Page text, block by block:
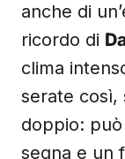
anche di
ricordo di
clima
serate così,
doppio:
segna e un